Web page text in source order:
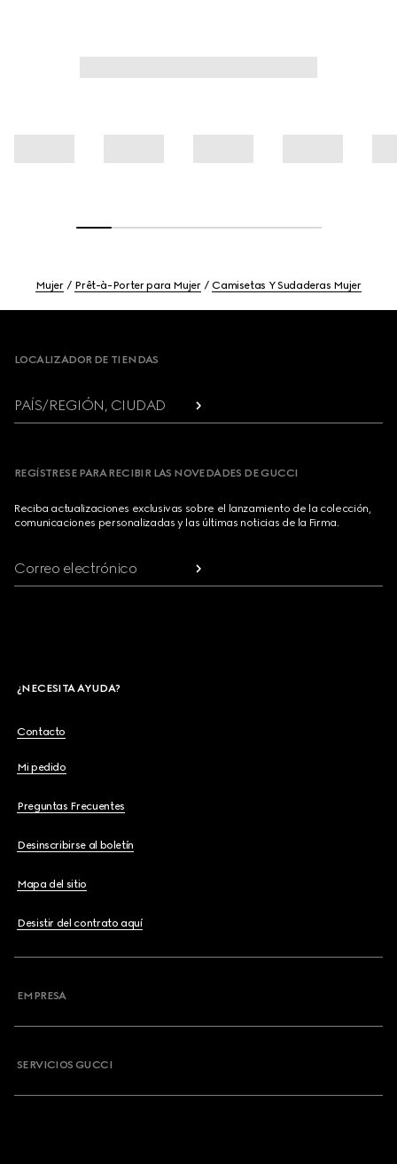
Mujer Prêt-à-Porter para Mujer Camisetas Y Sudaderas Mujer
LOCALIZADOR DE TIENDAS
PAÍS/REGIÓN, CIUDAD
REGÍSTRESE PARA RECIBIR LAS NOVEDADES DE GUCCI
Reciba actualizaciones exclusivas sobre el lanzamiento de la colección,
comunicaciones personalizadas y las últimas noticias de la Firma.
Correo electrónico
¿NECESITA AYUDA?
Contacto
Mi pedido
Preguntas Frecuentes
Desinscribirse al boletín
Mapa del sitio
Desistir del contrato aquí
EMPRESA
SERVICIOS GUCCI